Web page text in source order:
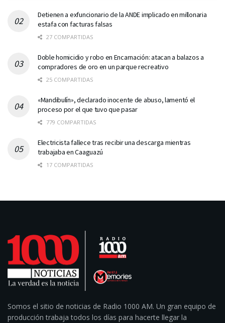
Detienen a exfuncionario de la ANDE implicado en millonaria
estafa con facturas falsas
27 COMPARTIDAS
Doble homicidio y robo en Encarnación: atacan a balazos a
compradores de oro en un parque recreativo
25 COMPARTIDAS
«Mandibulín», declarado inocente de abuso, lamentó el
proceso por el que tuvo que pasar
779 COMPARTIDAS
Electricista fallece tras recibir una descarga mientras
trabajaba en Caaguazú
17 COMPARTIDAS
Somos el sitio de noticias de Radio 1000 AM. Un gran equipo de
producción trabaja todos los días para hacerte llegar la